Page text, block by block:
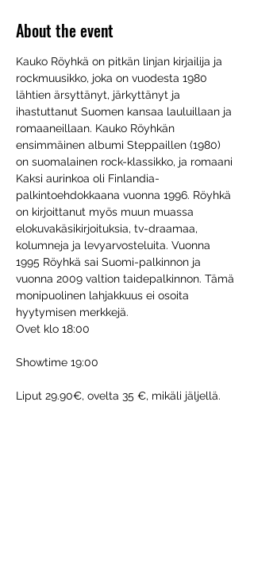
About the event
Kauko Röyhkä on pitkän linjan kirjailija ja
rockmuusikko, joka on vuodesta 1980
lähtien ärsyttänyt, järkyttänyt ja
ihastuttanut Suomen kansaa lauluillaan ja
romaaneillaan. Kauko Röyhkän
ensimmäinen albumi Steppaillen (1980)
on suomalainen rock-klassikko, ja romaani
Kaksi aurinkoa oli Finlandia-
palkintoehdokkaana vuonna 1996. Röyhkä
on kirjoittanut myös muun muassa
elokuvakäsikirjoituksia, tv-draamaa,
kolumneja ja levyarvosteluita. Vuonna
1995 Röyhkä sai Suomi-palkinnon ja
vuonna 2009 valtion taidepalkinnon. Tämä
monipuolinen lahjakkuus ei osoita
hyytymisen merkkejä.
Ovet klo 18:00
Showtime 19:00
Liput 29.90€, ovelta 35 €, mikäli jäljellä.